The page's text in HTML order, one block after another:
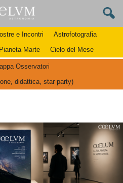
e Incontri
Astrofotografia
Pianeta Marte Cielo del Mese
Osservatori
didattica, star party)